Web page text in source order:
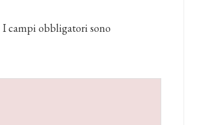
I campi obbligatori sono